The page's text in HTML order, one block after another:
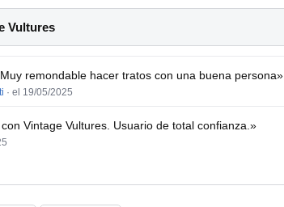
Vultures
remondable hacer tratos con una buena persona»
· el 19/05/2025
Vintage Vultures. Usuario de total confianza.»